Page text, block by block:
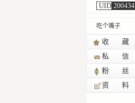
UID 200434
吃个嘴子
收 藏
私 信
粉 丝
资 料